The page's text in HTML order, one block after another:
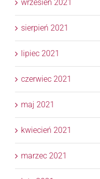
wrzesień 2021
sierpień 2021
lipiec 2021
czerwiec 2021
maj 2021
kwiecień 2021
marzec 2021